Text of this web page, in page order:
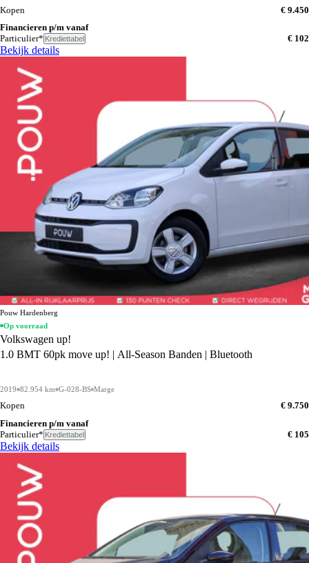
Kopen
€ 9.450
Financieren p/m vanaf
Particulier* Krediettabel € 102
Bekijk details
Pouw Hardenberg
Op voorraad
Volkswagen up!
1.0 BMT 60pk move up! | All-Season Banden | Bluetooth
2019 82.954 km G-028-BS Marge
Kopen
€ 9.750
Financieren p/m vanaf
Particulier* Krediettabel € 105
Bekijk details